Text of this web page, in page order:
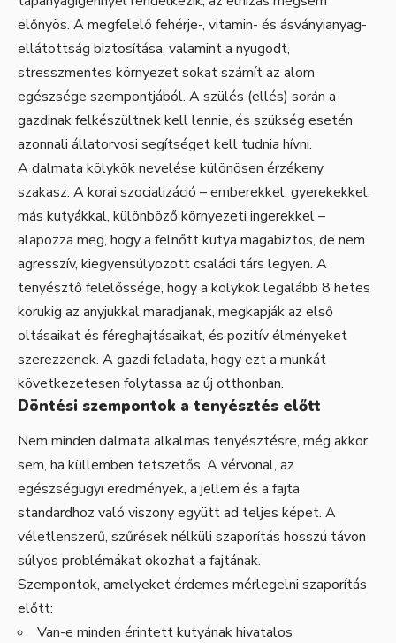
előnyös. A megfelelő fehérje-, vitamin- és ásványianyag-
ellátottság biztosítása, valamint a nyugodt,
stresszmentes környezet sokat számít az alom
egészsége szempontjából. A szülés (ellés) során a
gazdinak felkészültnek kell lennie, és szükség esetén
azonnali állatorvosi segítséget kell tudnia hívni.
A dalmata kölykök nevelése különösen érzékeny
szakasz. A korai szocializáció – emberekkel, gyerekekkel,
más kutyákkal, különböző környezeti ingerekkel –
alapozza meg, hogy a felnőtt kutya magabiztos, de nem
agresszív, kiegyensúlyozott családi társ legyen. A
tenyésztő felelőssége, hogy a kölykök legalább 8 hetes
korukig az anyjukkal maradjanak, megkapják az első
oltásaikat és féreghajtásaikat, és pozitív élményeket
szerezzenek. A gazdi feladata, hogy ezt a munkát
következetesen folytassa az új otthonban.
Döntési szempontok a tenyésztés előtt
Nem minden dalmata alkalmas tenyésztésre, még akkor
sem, ha küllemben tetszetős. A vérvonal, az
egészségügyi eredmények, a jellem és a fajta
standardhoz való viszony együtt ad teljes képet. A
véletlenszerű, szűrések nélküli szaporítás hosszú távon
súlyos problémákat okozhat a fajtának.
Szempontok, amelyeket érdemes mérlegelni szaporítás
előtt:
Van-e minden érintett kutyának hivatalos